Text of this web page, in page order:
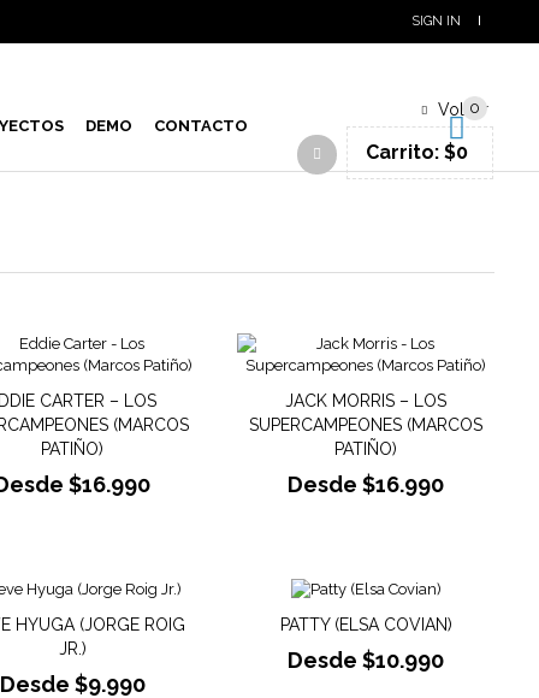
SIGN IN
DEMO CONTACTO
0
Carrito: $0
Volver
CARTER – LOS
(MARCOS
PATIÑO)
$16.990
JACK MORRIS – LOS
SUPERCAMPEONES (MARCOS
PATIÑO)
Desde$16.990
HYUGA (JORGE ROIG
JR.)
Desde $9.990
PATTY (ELSA COVIAN)
Desde$10.990